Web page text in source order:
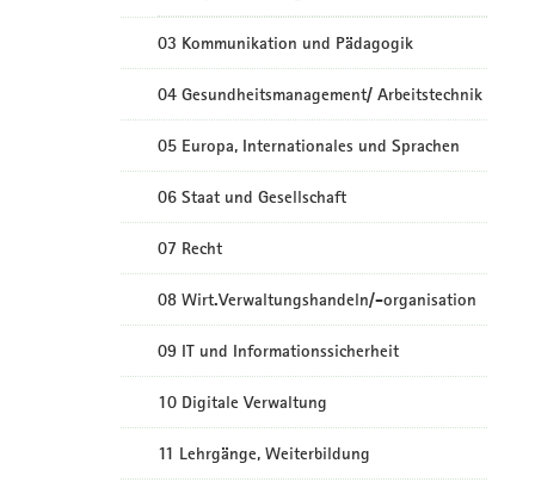
03 Kommunikation und Pädagogik
04 Gesundheitsmanagement/ Arbeitstechnik
05 Europa, Internationales und Sprachen
06 Staat und Gesellschaft
07 Recht
08 Wirt.Verwaltungshandeln/-organisation
09 IT und Informationssicherheit
10 Digitale Verwaltung
11 Lehrgänge, Weiterbildung